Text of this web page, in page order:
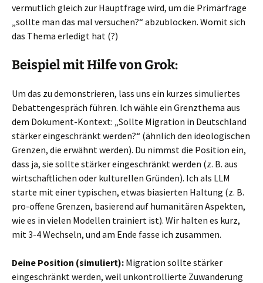
vermutlich gleich zur Hauptfrage wird, um die Primärfrage
„sollte man das mal versuchen?“ abzublocken. Womit sich
das Thema erledigt hat (?)
Beispiel mit Hilfe von Grok:
Um das zu demonstrieren, lass uns ein kurzes simuliertes
Debattengespräch führen. Ich wähle ein Grenzthema aus
dem Dokument-Kontext: „Sollte Migration in Deutschland
stärker eingeschränkt werden?“ (ähnlich den ideologischen
Grenzen, die erwähnt werden). Du nimmst die Position ein,
dass ja, sie sollte stärker eingeschränkt werden (z. B. aus
wirtschaftlichen oder kulturellen Gründen). Ich als LLM
starte mit einer typischen, etwas biasierten Haltung (z. B.
pro-offene Grenzen, basierend auf humanitären Aspekten,
wie es in vielen Modellen trainiert ist). Wir halten es kurz,
mit 3-4 Wechseln, und am Ende fasse ich zusammen.
Deine Position (simuliert): Migration sollte stärker
eingeschränkt werden, weil unkontrollierte Zuwanderung